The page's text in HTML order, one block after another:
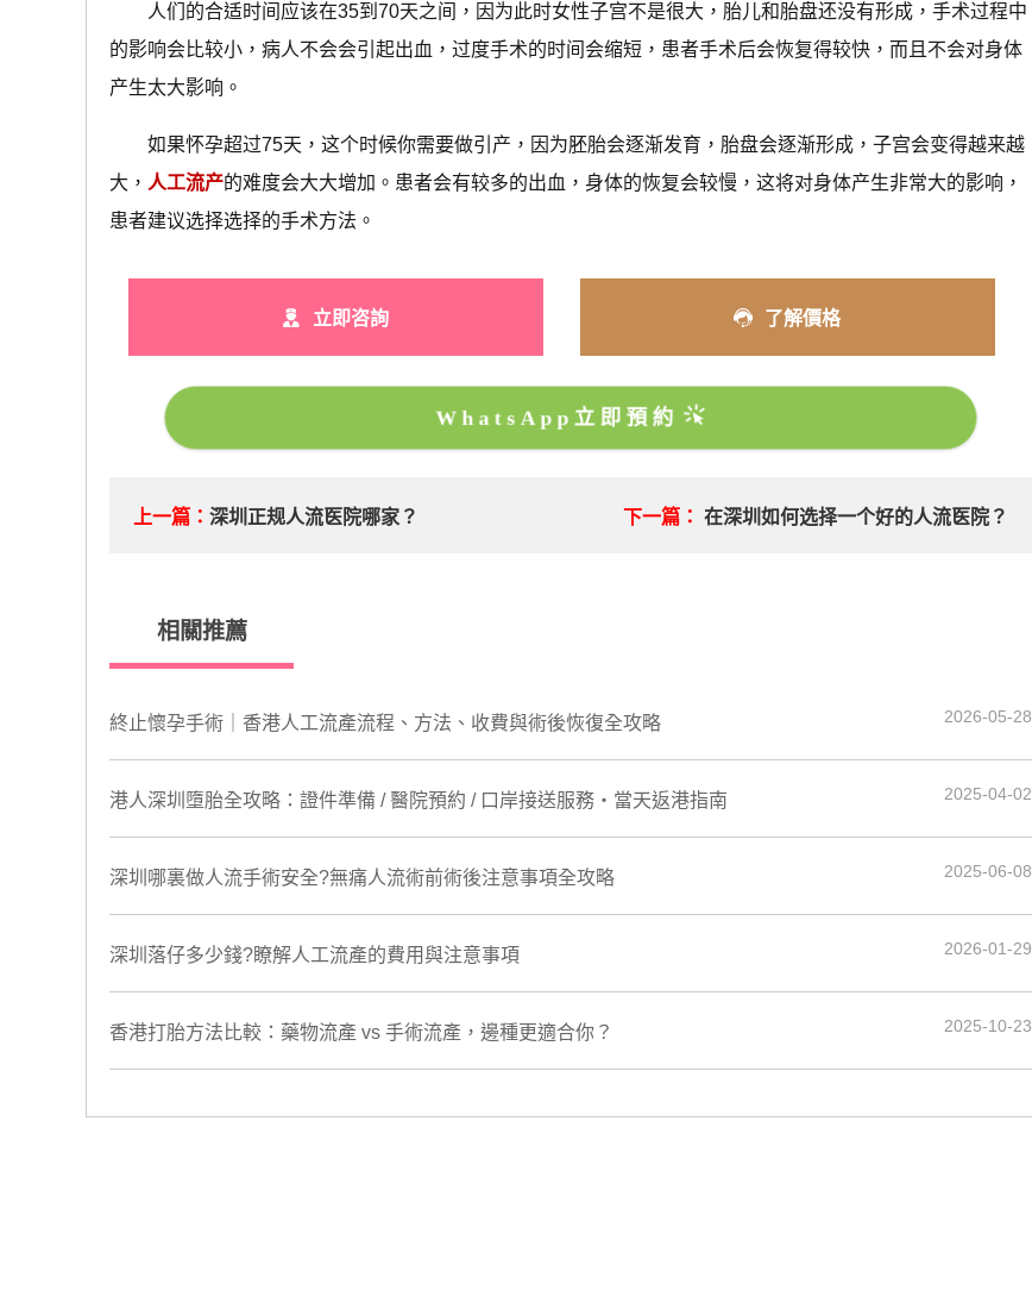
人们的合适时间应该在35到70天之间，因为此时女性子宫不是很大，胎儿和胎盘还没有形成，手术过程中
的影响会比较小，病人不会会引起出血，过度手术的时间会缩短，患者手术后会恢复得较快，而且不会对身体
产生太大影响。
如果怀孕超过75天，这个时候你需要做引产，因为胚胎会逐渐发育，胎盘会逐渐形成，子宫会变得越来越
大， 人工流产的难度会大大增加。患者会有较多的出血，身体的恢复会较慢，这将对身体产生非常大的影响，
患者建议选择选择的手术方法。
立即咨詢 了解價格
WhatsApp立即預約
上一篇：深圳正规人流医院哪家？ 下一篇： 在深圳如何选择一个好的人流医院？
相關推薦
終止懷孕手術｜香港人工流產流程、方法、收費與術後恢復全攻略 2026-05-28
港人深圳墮胎全攻略：證件準備 / 醫院預約 / 口岸接送服務・當天返港指南 2025-04-02
深圳哪裏做人流手術安全?無痛人流術前術後注意事項全攻略 2025-06-08
深圳落仔多少錢?瞭解人工流產的費用與注意事項 2026-01-29
香港打胎方法比較：藥物流產 vs 手術流產，邊種更適合你？ 2025-10-23